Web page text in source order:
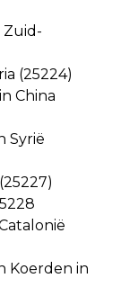
Zuid-
(25224)
China
Syrië
Koerden in